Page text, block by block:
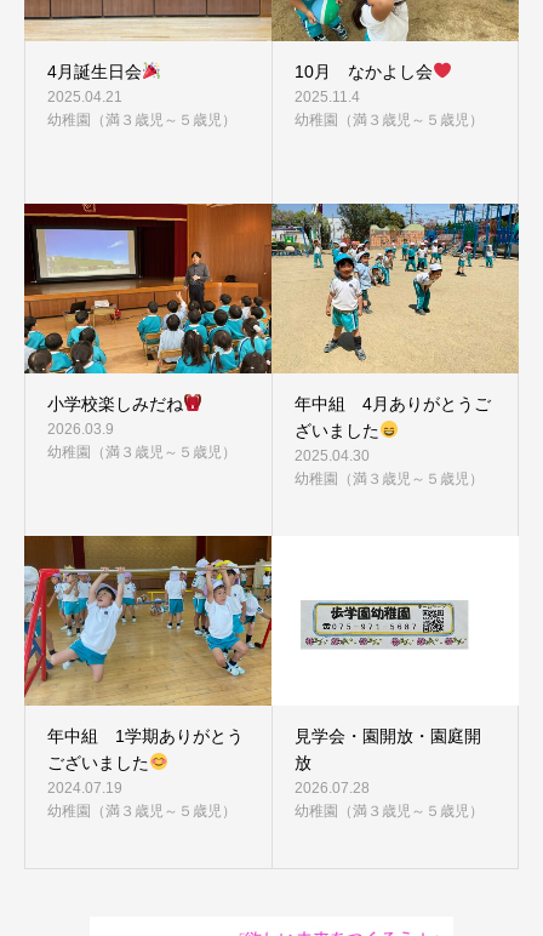
4月誕生日会
2025.04.21
幼稚園（満３歳児～５歳児）
10月 なかよし会
2025.11.4
幼稚園（満３歳児～５歳児）
小学校楽しみだね
2026.03.9
幼稚園（満３歳児～５歳児）
年中組 4月ありがとうご
ざいました
2025.04.30
幼稚園（満３歳児～５歳児）
年中組 1学期ありがとう
ございました
2024.07.19
幼稚園（満３歳児～５歳児）
見学会・園開放・園庭開
放
2026.07.28
幼稚園（満３歳児～５歳児）